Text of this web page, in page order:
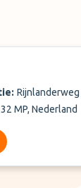
Rijnlanderweg
MP, Nederland